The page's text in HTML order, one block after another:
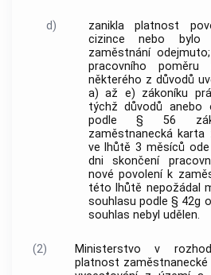
d)
zanikla platnost
cizince nebo bylo
zaměstnání
pracovního
některého z důvodů
a) až e) zákoníku
týchž důvodů anebo
podle § 56
zaměstnanecká karta
ve lhůtě 3 měsíců
dni skončení
nové povolení k
této lhůtě nepožádal
souhlasu podle § 42g
souhlas nebyl udělen.
(2)
Ministerstvo v
platnost